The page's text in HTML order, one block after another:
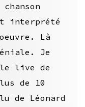
interprété
Là
Je
le live de
de 10
de Léonard